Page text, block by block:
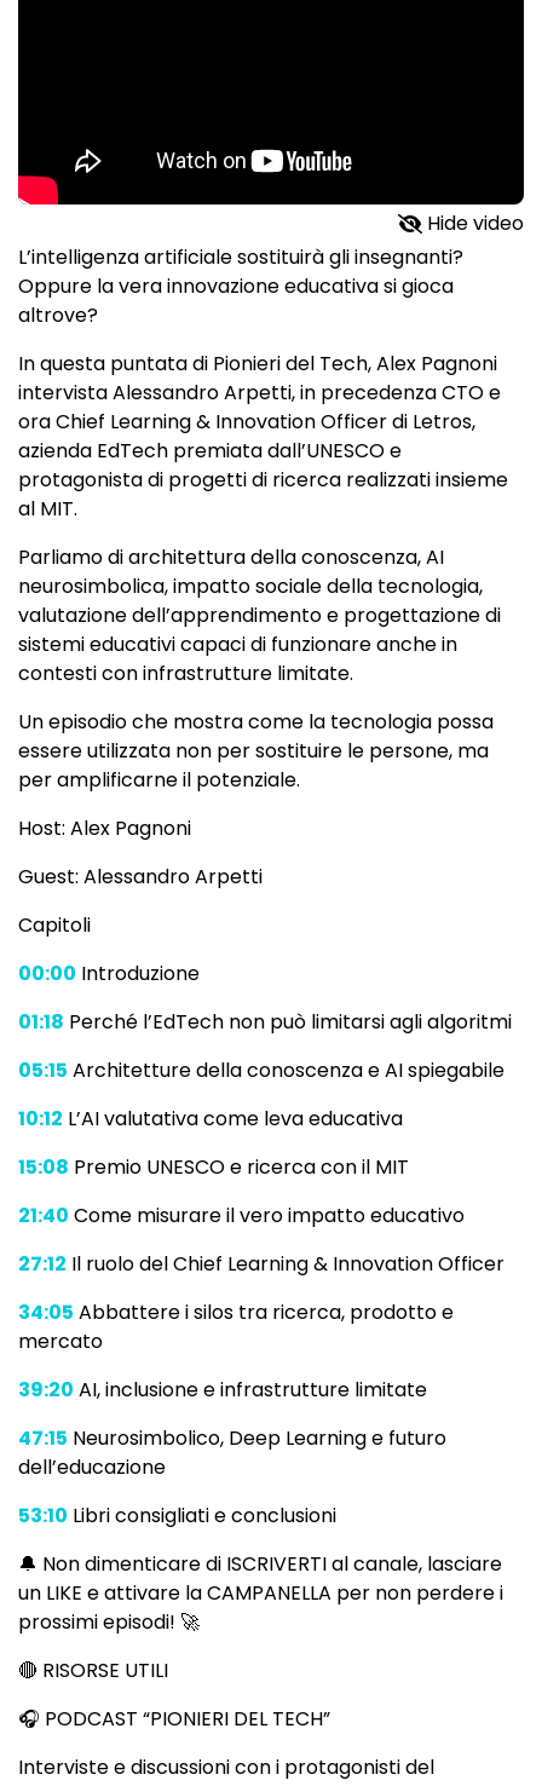
Hide video
L’intelligenza artificiale sostituirà gli insegnanti?
Oppure la vera innovazione educativa si gioca
altrove?
In questa puntata di Pionieri del Tech, Alex Pagnoni
intervista Alessandro Arpetti, in precedenza CTO e
ora Chief Learning & Innovation Officer di Letros,
azienda EdTech premiata dall’UNESCO e
protagonista di progetti di ricerca realizzati insieme
al MIT.
Parliamo di architettura della conoscenza, AI
neurosimbolica, impatto sociale della tecnologia,
valutazione dell’apprendimento e progettazione di
sistemi educativi capaci di funzionare anche in
contesti con infrastrutture limitate.
Un episodio che mostra come la tecnologia possa
essere utilizzata non per sostituire le persone, ma
per amplificarne il potenziale.
Host: Alex Pagnoni
Guest: Alessandro Arpetti
Capitoli
00:00 Introduzione
01:18 Perché l’EdTech non può limitarsi agli algoritmi
05:15 Architetture della conoscenza e AI spiegabile
10:12 L’AI valutativa come leva educativa
15:08 Premio UNESCO e ricerca con il MIT
21:40 Come misurare il vero impatto educativo
27:12 Il ruolo del Chief Learning & Innovation Officer
34:05 Abbattere i silos tra ricerca, prodotto e
mercato
39:20 AI, inclusione e infrastrutture limitate
47:15 Neurosimbolico, Deep Learning e futuro
dell’educazione
53:10 Libri consigliati e conclusioni
🔔 Non dimenticare di ISCRIVERTI al canale, lasciare
un LIKE e attivare la CAMPANELLA per non perdere i
prossimi episodi! 🚀
🔴 RISORSE UTILI
🎧 PODCAST “PIONIERI DEL TECH”
Interviste e discussioni con i protagonisti del